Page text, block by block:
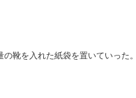
靴を入れた紙袋を置いていった